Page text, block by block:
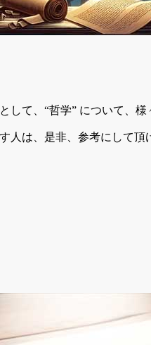
して、“哲学” について、
人は、是非、参考にして頂